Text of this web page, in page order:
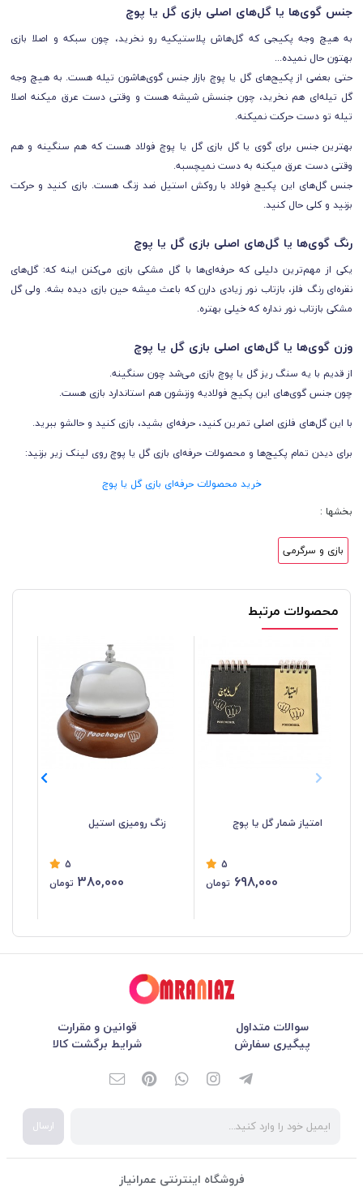
جنس گوی‌ها یا گل‌های اصلی بازی گل یا پوچ
به هیچ وجه پکیجی که گل‌هاش پلاستیکیه رو نخرید، چون سبکه و اصلا بازی
بهتون حال نمیده...
حتی بعضی از پکیج‌های گل یا پوچ بازار جنس گوی‌هاشون تیله هست. به هیچ وجه
گل تیله‌ای هم نخرید، چون جنسش شیشه هست و وقتی دست عرق میکنه اصلا
تیله تو دست حرکت نمیکنه.
بهترین جنس برای گوی یا گل بازی گل یا پوچ فولاد هست که هم سنگینه و هم
وقتی دست عرق میکنه به دست نمیچسبه.
جنس گل‌های این پکیج فولاد با روکش استیل ضد زنگ هست. بازی کنید و حرکت
بزنید و کلی حال کنید.
رنگ گوی‌ها یا گل‌های اصلی بازی گل یا پوچ
یکی از مهم‌ترین دلیلی که حرفه‌ای‌ها با گل مشکی بازی می‌کنن اینه که: گل‌های
نقره‌ای رنگ فلز، بازتاب نور زیادی دارن که باعث میشه حین بازی دیده بشه. ولی گل‌
مشکی بازتاب نور نداره که خیلی بهتره.
وزن گوی‌ها یا گل‌های اصلی بازی گل یا پوچ
از قدیم با یه سنگ ریز گل یا پوچ بازی می‌شد چون سنگینه.
چون جنس گوی‌های این پکیج فولادیه وزنشون هم استاندارد بازی هست.
با این گل‌های فلزی اصلی تمرین کنید، حرفه‌ای بشید، بازی کنید و حالشو ببرید.
برای دیدن تمام پکیج‌ها و محصولات حرفه‌ای بازی گل یا پوچ روی لینک زیر بزنید:
خرید محصولات حرفه‌ای بازی گل یا پوچ
بخشها :
بازی و سرگرمی
محصولات مرتبط
امتیاز شمار گل یا پوچ
5
698,000 تومان
زنگ رومیزی استیل
5
380,000 تومان
سوالات متداول
قوانین و مقرارت
پیگیری سفارش
شرایط برگشت کالا
ارسال
فروشگاه اینترنتی عمرانیاز